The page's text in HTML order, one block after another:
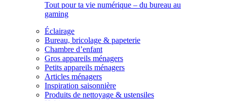
Tout pour ta vie numérique – du bureau au
gaming
Éclairage
Bureau, bricolage & papeterie
Chambre d’enfant
Gros appareils ménagers
Petits appareils ménagers
Articles ménagers
Inspiration saisonnière
Produits de nettoyage & ustensiles